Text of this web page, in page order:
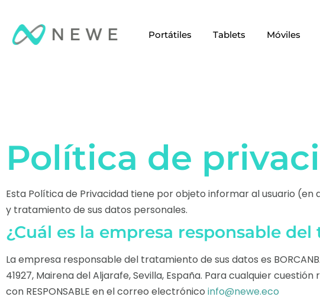
Portátiles Tablets Móviles
Política de
Esta Política de Privacidad tiene por objeto informar al usuario (en
y tratamiento de sus datos personales.
¿Cuál es la empresa responsable
La empresa responsable del tratamiento de sus datos es
41927, Mairena del Aljarafe, Sevilla, España. Para cualquier
con RESPONSABLE en el correo electrónico info@newe.eco